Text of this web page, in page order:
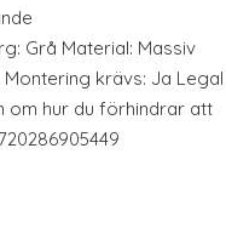
Grå Material: Massiv
Montering krävs: Ja Legal
om hur du förhindrar att